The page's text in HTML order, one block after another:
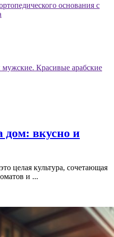
основания с
Красивые арабские
дом: вкусно и
целая культура, сочетающая
и ...